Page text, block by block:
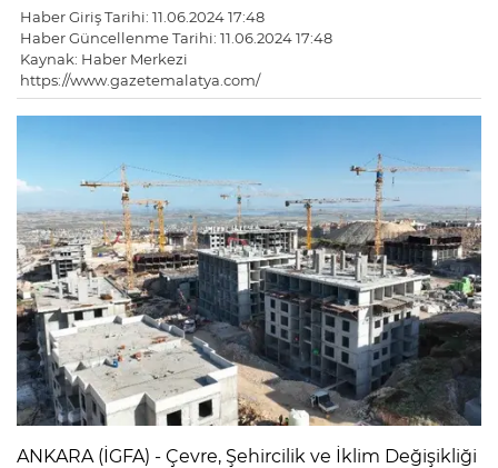
Haber Giriş Tarihi: 11.06.2024 17:48
Haber Güncellenme Tarihi: 11.06.2024 17:48
Kaynak: Haber Merkezi
https://www.gazetemalatya.com/
ANKARA (İGFA) - Çevre, Şehircilik ve İklim Değişikliği